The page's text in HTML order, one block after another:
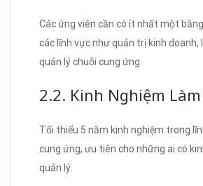
Các ứng viên cần có ít nhất một
các lĩnh vực như quản trị kinh doanh,
quản lý chuỗi cung ứng.
2.2. Kinh Nghiệm Làm
Tối thiểu 5 năm kinh nghiệm trong
cung ứng, ưu tiên cho những ai có
quản lý.